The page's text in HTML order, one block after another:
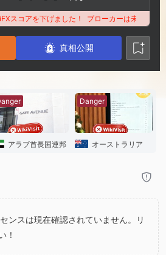
2
3
4
5
7
8
5
6
8
8
9
コアを下げました！ ブローカーは未解決の苦
真相公開
アラブ首長国連邦
Danger
オーストラリア
ンスは現在確認されていません。リ
！